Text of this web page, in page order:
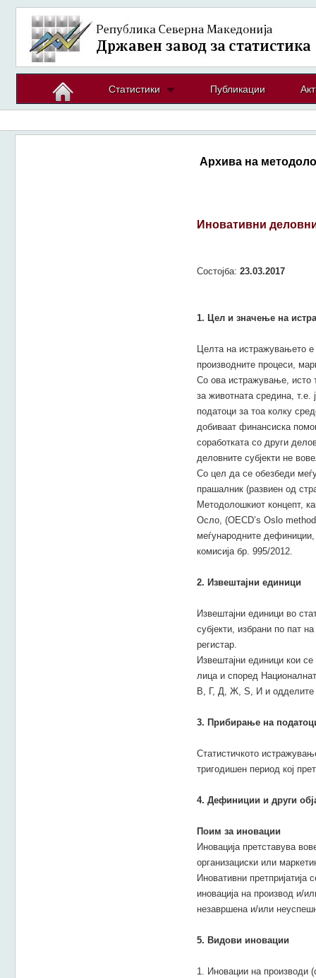
Статистики Публикации
Архива на
Иновативни деловни
Состојба: 23.03.2017
1. Цел и значење на
Целта на истражувањето
производните процеси,
Со ова истражување, исто
за животната средина,
податоци за тоа колку
добиваат финансиска
соработката со други
деловните субјекти не
Со цел да се обезбеди
прашалник (развиен од
Методолошкиот концепт,
Осло, (OECD’s Oslo
меѓународните
комисија бр. 995/2012.
2. Извештајни единици
Извештајни единици во
субјекти, избрани по пат
регистар.
Извештајни единици кои
лица и според
В, Г, Д, Ж, Ѕ, И и одделите
3. Прибирање на
Статистичкото
тригодишен период кој
4. Дефиниции и други
Поим за иновации
Иновација претставува
организациски или
Иновативни
иновација на производ и/
незавршена и/или
5. Видови иновации
1. Иновации на производи